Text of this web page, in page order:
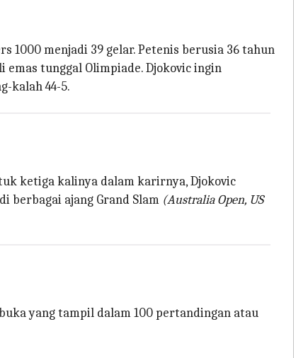
1000 menjadi 39 gelar. Petenis berusia 36 tahun
emas tunggal Olimpiade. Djokovic ingin
kalah 44-5.
ketiga kalinya dalam karirnya, Djokovic
berbagai ajang Grand Slam (Australia Open, US
yang tampil dalam 100 pertandingan atau